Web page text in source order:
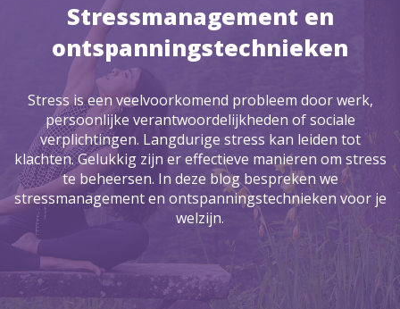
Stressmanagement en
ontspanningstechnieken
Stress is een veelvoorkomend probleem door werk,
persoonlijke verantwoordelijkheden of sociale
verplichtingen. Langdurige stress kan leiden tot
klachten. Gelukkig zijn er effectieve manieren om stress
te beheersen. In deze blog bespreken we
stressmanagement en ontspanningstechnieken voor je
welzijn.